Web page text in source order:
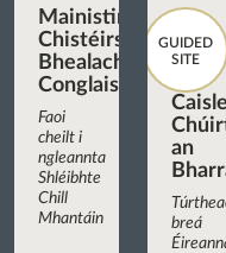
Mainistir
Chistéirseach
Bhealach
Conglais
Faoi
cheilt i
ngleannta
Shléibhte
Chill
Mhantáin
GUIDED
SITE
an
breá